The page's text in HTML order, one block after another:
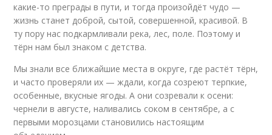
какие-то преграды в пути, и тогда произойдёт чудо —
жизнь станет доброй, сытой, совершенной, красивой. В
ту пору нас подкармливали река, лес, поле. Поэтому и
тёрн нам был знаком с детства.
Мы знали все ближайшие места в округе, где растёт тёрн,
и часто проверяли их — ждали, когда созреют терпкие,
особенные, вкусные ягоды. А они созревали к осени:
чернели в августе, наливались соком в сентябре, а с
первыми морозцами становились настоящим